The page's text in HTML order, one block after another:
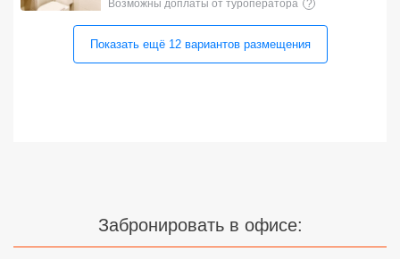
Возможны доплаты от туроператора ?
Показать ещё 12 вариантовразмещения
Забронировать в офисе:
Сетевые отели Вьетнама